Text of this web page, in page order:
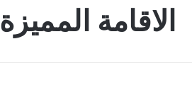
الاقامة المميزة